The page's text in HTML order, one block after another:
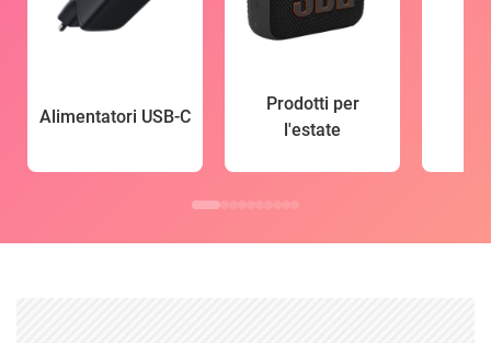
Alimentatori USB-C
Prodotti per
l'estate